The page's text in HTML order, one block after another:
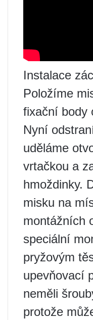
Instalace
Položíme
fixační body
Nyní
uděláme
vrtačkou a
hmoždinky.
misku na
montážních
speciální
pryžovým
upevňovací
neměli
protože